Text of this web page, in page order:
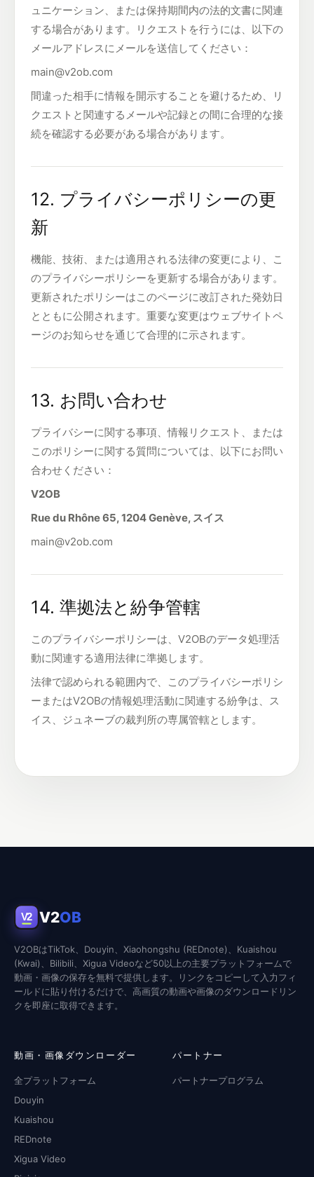
ュニケーション、または保持期間内の法的文書に関連
する場合があります。リクエストを行うには、以下の
メールアドレスにメールを送信してください：
main@v2ob.com
間違った相手に情報を開示することを避けるため、リ
クエストと関連するメールや記録との間に合理的な接
続を確認する必要がある場合があります。
12. プライバシーポリシーの更
新
機能、技術、または適用される法律の変更により、こ
のプライバシーポリシーを更新する場合があります。
更新されたポリシーはこのページに改訂された発効日
とともに公開されます。重要な変更はウェブサイトペ
ージのお知らせを通じて合理的に示されます。
13. お問い合わせ
プライバシーに関する事項、情報リクエスト、または
このポリシーに関する質問については、以下にお問い
合わせください：
V2OB
Rue du Rhône 65, 1204 Genève, スイス
main@v2ob.com
14. 準拠法と紛争管轄
このプライバシーポリシーは、V2OBのデータ処理活
動に関連する適用法律に準拠します。
法律で認められる範囲内で、このプライバシーポリシ
ーまたはV2OBの情報処理活動に関連する紛争は、ス
イス、ジュネーブの裁判所の専属管轄とします。
V2 V2OB
V2OBはTikTok、Douyin、Xiaohongshu (REDnote)、Kuaishou
(Kwai)、Bilibili、Xigua Videoなど50以上の主要プラットフォームで
動画・画像の保存を無料で提供します。リンクをコピーして入力フィ
ールドに貼り付けるだけで、高画質の動画や画像のダウンロードリン
クを即座に取得できます。
動画・画像ダウンローダー
全プラットフォーム
Douyin
Kuaishou
REDnote
Xigua Video
パートナー
パートナープログラム